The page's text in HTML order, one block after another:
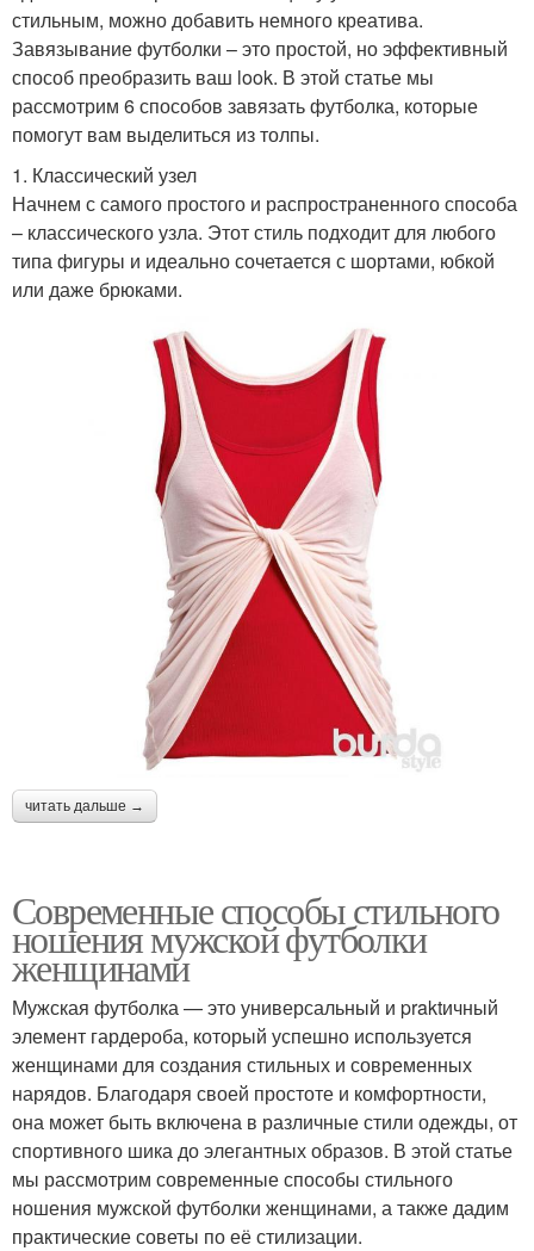
стильным, можно добавить немного креатива.
Завязывание футболки – это простой, но эффективный
способ преобразить ваш look. В этой статье мы
рассмотрим 6 способов завязать футболка, которые
помогут вам выделиться из толпы.
1. Классический узел
Начнем с самого простого и распространенного способа
– классического узла. Этот стиль подходит для любого
типа фигуры и идеально сочетается с шортами, юбкой
или даже брюками.
читать дальше →
Современные способы стильного
ношения мужской футболки
женщинами
Мужская футболка — это универсальный и praktичный
элемент гардероба, который успешно используется
женщинами для создания стильных и современных
нарядов. Благодаря своей простоте и комфортности,
она может быть включена в различные стили одежды, от
спортивного шика до элегантных образов. В этой статье
мы рассмотрим современные способы стильного
ношения мужской футболки женщинами, а также дадим
практические советы по её стилизации.